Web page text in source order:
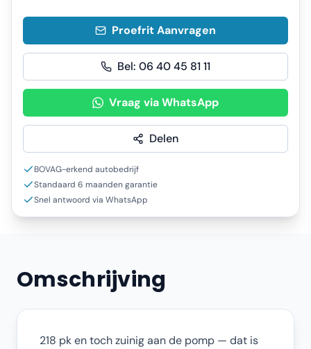
Proefrit Aanvragen
Bel: 06 40 45 81 11
Vraag via WhatsApp
Delen
BOVAG-erkend autobedrijf
Standaard 6 maanden garantie
Snel antwoord via WhatsApp
Omschrijving
218 pk en toch zuinig aan de pomp — dat is